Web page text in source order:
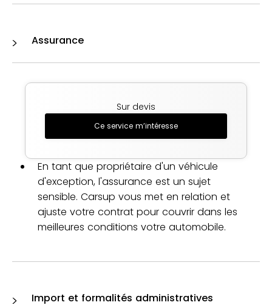
Assurance
En tant que propriétaire d'un véhicule
d'exception, l'assurance est un sujet
sensible. Carsup vous met en relation et
ajuste votre contrat pour couvrir dans les
meilleures conditions votre automobile.
Sur devis
Ce service m’intéresse
Import et formalités administratives